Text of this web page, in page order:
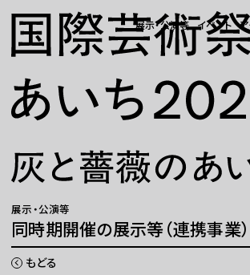
展示・公演等 イベント
ニュース 一覧
WEBマガジン
展示・公演等
イベント
展示・公演等
同時期開催の展示等（連携事業）
もどる